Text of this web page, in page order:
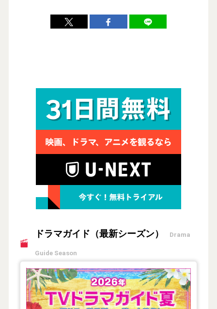
ドラマガイド（最新シーズン） Drama
Guide Season
【2026年夏】TVドラマガイド